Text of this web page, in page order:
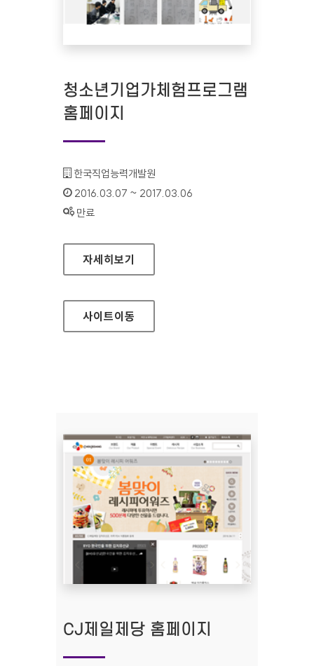
청소년기업가체험프로그램
홈페이지
기관명 :
한국직업능력개발원
인증기간 :
2016.03.07 ~ 2017.03.06
상태 :
만료
청소년기업가체험프로그램 홈페이지
자세히보기
사이트이동
CJ제일제당 홈페이지